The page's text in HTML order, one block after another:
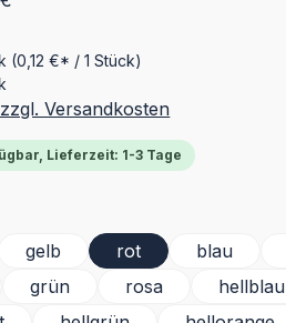
(0,12 €* / 1 Stück)
Versandkosten
Lieferzeit: 1-3 Tage
gelb rot blau
grün rosa hellblau